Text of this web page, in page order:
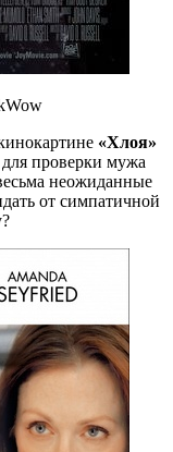
«Хлоя»
проверки мужа
неожиданные
от симпатичной